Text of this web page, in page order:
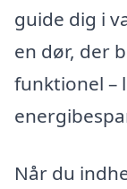
guide dig i
en dør, der
funktionel –
Når du